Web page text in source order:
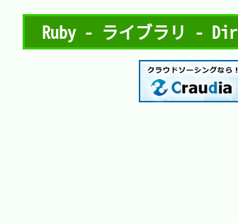
Ruby - ライブラリ -